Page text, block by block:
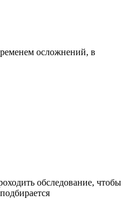
осложнений, в
обследование, чтобы